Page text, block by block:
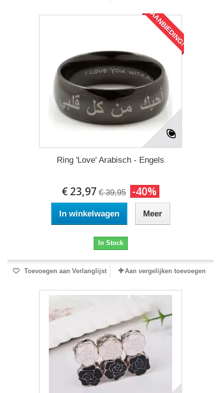
AANBIEDING!
Ring 'Love' Arabisch - Engels
€ 23,97 € 39,95 -40%
In winkelwagen Meer
In Stock
Toevoegen aan Verlanglijst Aan vergelijken toevoegen